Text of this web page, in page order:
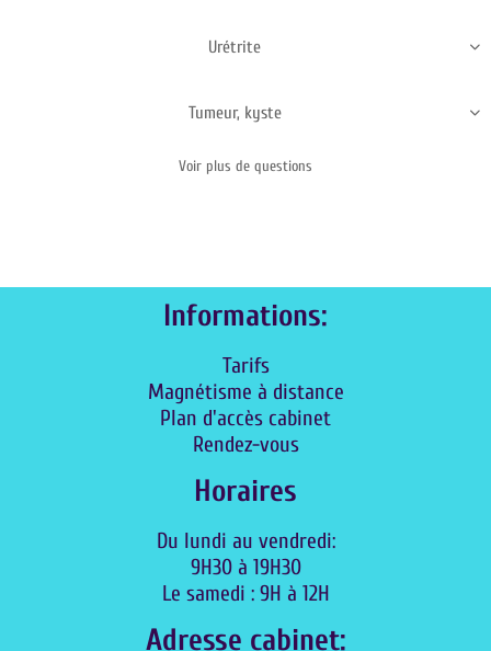
Urétrite 
Tumeur, kyste 
Voir plus de questions
Informations:
Tarifs
Magnétisme à distance
Plan d'accès cabinet
Rendez-vous
Horaires
Du lundi au vendredi:
9H30 à 19H30
Le samedi : 9H à 12H
Adresse cabinet: